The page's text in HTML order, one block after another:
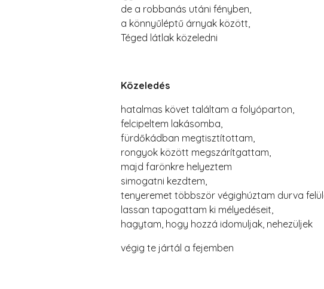
de a robbanás utáni fényben,
a könnyűléptű árnyak között,
Téged látlak közeledni
Közeledés
hatalmas követ találtam a folyóparton,
felcipeltem lakásomba,
fürdőkádban megtisztítottam,
rongyok között megszárítgattam,
majd farönkre helyeztem
simogatni kezdtem,
tenyeremet többször végighúztam durva
lassan tapogattam ki mélyedéseit,
hagytam, hogy hozzá idomuljak, nehezüljek
végig te jártál a fejemben